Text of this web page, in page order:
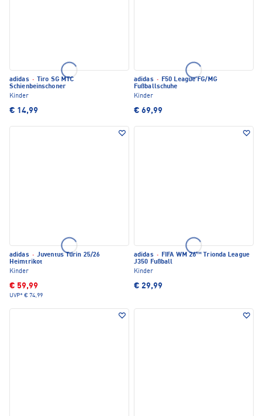
adidas ·
Tiro SG MTC
Schienbeinschoner
Kinder
€ 14,99
adidas · F50 League FG/MG
Fußballschuhe
Kinder
€ 69,99
adidas · Juventus Turin 25/26
Heimtrikot
Kinder
€ 59,99
UVP* € 74,99
adidas · FIFA WM 26™ Trionda League
J350 Fußball
Kinder
€ 29,99